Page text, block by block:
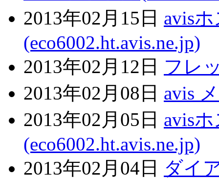
2013年02月15日 avis
(eco6002.ht.avis.ne.jp)
2013年02月12日 フレ
2013年02月08日 avis
2013年02月05日 avis
(eco6002.ht.avis.ne.jp)
2013年02月04日 ダイ